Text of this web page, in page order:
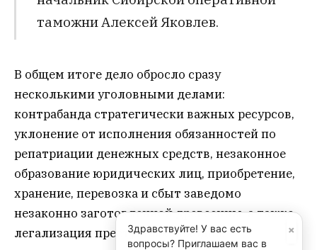
таможни Алексей Яковлев.
В общем итоге дело обросло сразу
несколькими уголовными делами:
контрабанда стратегически важных ресурсов,
уклонение от исполнения обязанностей по
репатриации денежных средств, незаконное
образование юридических лиц, приобретение,
хранение, перевозка и сбыт заведомо
незаконно заготовленной древесины, а также
легализация преступных доходов.
×
Здравствуйте! У вас есть
вопросы? Приглашаем вас в